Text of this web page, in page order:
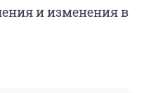
и изменения в